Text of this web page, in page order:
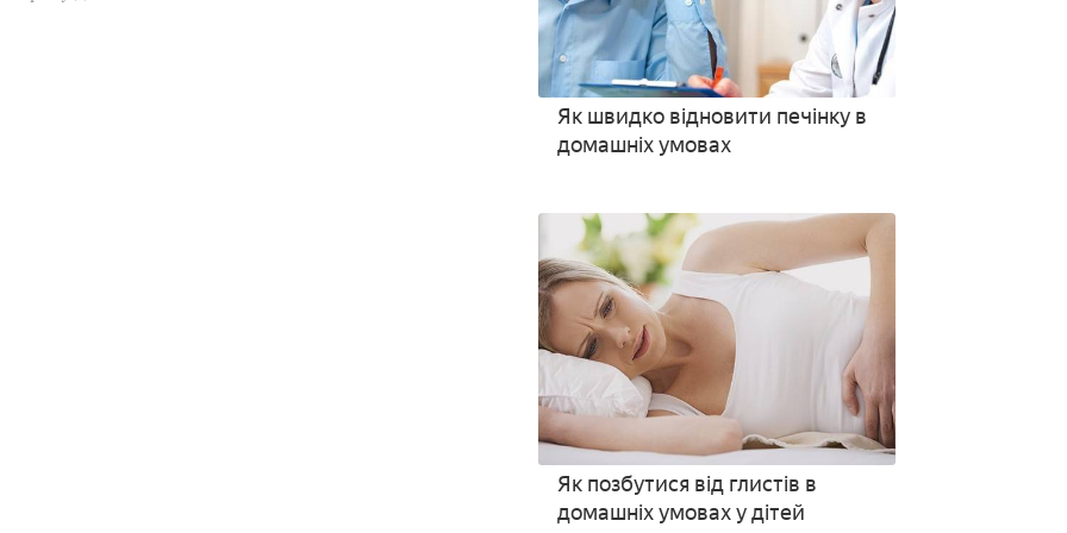
Як швидко відновити печінку в
домашніх умовах
Як позбутися від глистів в
домашніх умовах у дітей